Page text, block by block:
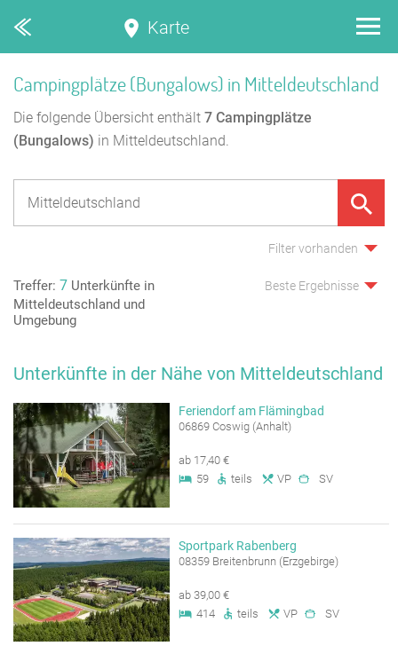
Karte
Campingplätze (Bungalows) in Mitteldeutschland
Die folgende Übersicht enthält 7 Campingplätze
(Bungalows) in Mitteldeutschland.
Filter vorhanden
Treffer: 7 Unterkünfte in
Mitteldeutschland und
Umgebung
Beste Ergebnisse
Unterkünfte in der Nähe von Mitteldeutschland
Feriendorf am Flämingbad
06869 Coswig (Anhalt)
ab 17,40 €
59
teils VP SV
Sportpark Rabenberg
08359 Breitenbrunn (Erzgebirge)
ab 39,00 €
414
teils VP SV